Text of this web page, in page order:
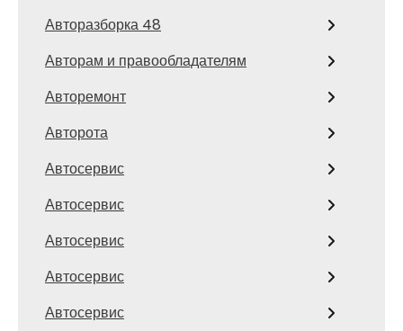
Авторазборка 48
Авторам и правообладателям
Авторемонт
Авторота
Автосервис
Автосервис
Автосервис
Автосервис
Автосервис